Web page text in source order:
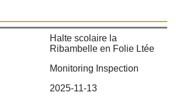
Halte scolaire la
Ribambelle en Folie Ltée
Monitoring Inspection
2025-11-13